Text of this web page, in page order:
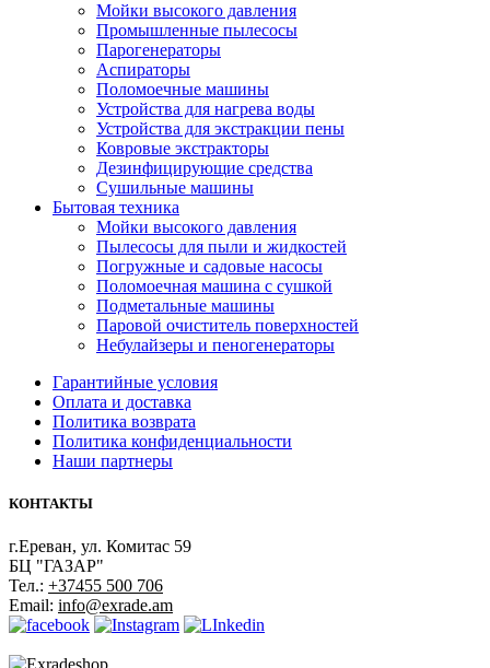
Мойки высокого давления
Промышленные пылесосы
Парогенераторы
Аспираторы
Поломоечные машины
Устройства для нагрева воды
Устройства для экстракции пены
Ковровые экстракторы
Дезинфицирующие средства
Сушильные машины
Бытовая техника
Мойки высокого давления
Пылесосы для пыли и жидкостей
Погружные и садовые насосы
Поломоечная машина с сушкой
Подметальные машины
Паровой очиститель поверхностей
Небулайзеры и пеногенераторы
Гарантийные условия
Оплата и доставка
Политика возврата
Политика конфиденциальности
Наши партнеры
КОНТАКТЫ
г.Ереван, ул. Комитас 59
БЦ "ГАЗАР"
Тел.: +37455 500 706
Email: info@exrade.am